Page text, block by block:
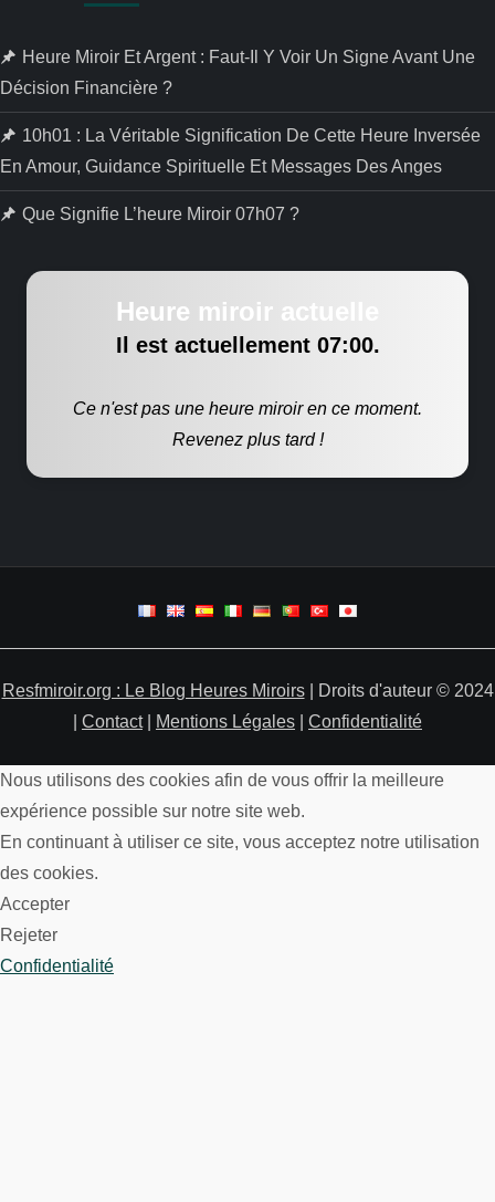
Heure Miroir Et Argent : Faut-Il Y Voir Un Signe Avant Une
Décision Financière ?
10h01 : La Véritable Signification De Cette Heure Inversée
En Amour, Guidance Spirituelle Et Messages Des Anges
Que Signifie L’heure Miroir 07h07 ?
Heure miroir actuelle
Il est actuellement 07:00.
Ce n'est pas une heure miroir en ce moment.
Revenez plus tard !
Resfmiroir.org : Le Blog Heures Miroirs| Droits d'auteur © 2024
Contact| Mentions Légales Confidentialité
Nous utilisons des cookies afin de vous offrir la meilleure
expérience possible sur notre site web.
En continuant à utiliser ce site, vous acceptez notre utilisation
des cookies.
Accepter
Rejeter
Confidentialité